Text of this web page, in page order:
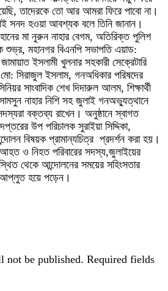
তাদেরকে তো আর আমরা ফিরে পাবো না।
সনদ হওয়া আবশ্যক বলে তিনি জানান।
মা নুরুন নাহার বেগম, অতিরিক্ত পুলিশ
শুভ্র, মহানগর বিএনপি সভাপতি এয়াড:
ইসলামী খুলনার সহকারী সেক্রেটারি
সিরাজুল ইসলাম, গনঅধিকার পরিষদের
সাংবাদিক শেখ দিদারুল আলম, শিক্ষার্থী
নাহার নিশি সহ জুলাই গনঅভ্যুত্থানে
বক্তব্য রাখেন। অনুষ্ঠানে স্বাগত
উপ পরিচালক সুরাইয়া সিদ্দিকা,
বিষয়ক প্রামান্যচিত্র প্রদর্শন করা হয়।
ও নিহত পরিবারের সদস্য,জুলাইয়ের
থেকে আন্দোলনের সময়ের সহিংসতার
আপ্লুত হয়ে পড়েন।
not be published. Required fields